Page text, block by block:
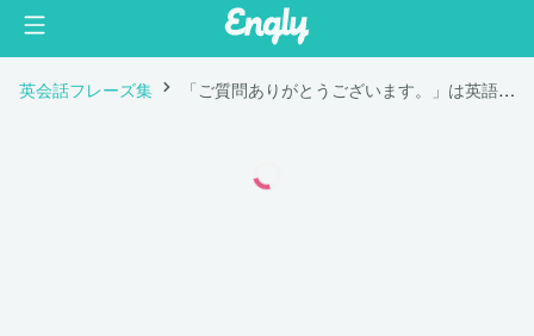
英会話フレーズ集 「ご質問ありがとうございます。」は英語で "Thank you for your question."